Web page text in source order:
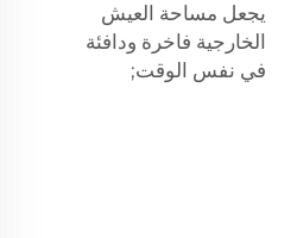
يجعل مساحة العيش
الخارجية فاخرة ودافئة
في نفس الوقت;